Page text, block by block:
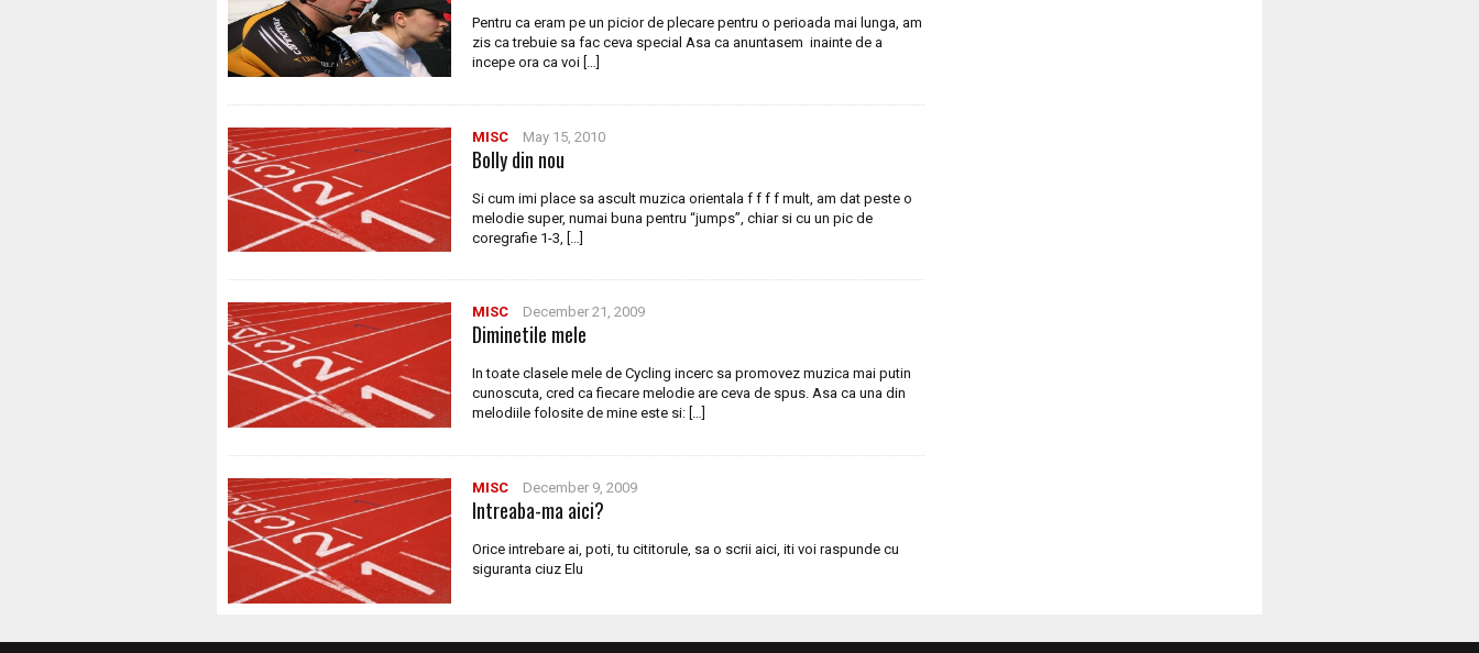
Pentru ca eram pe un picior de plecare pentru o perioada mai lunga, am
zis ca trebuie sa fac ceva special Asa ca anuntasem inainte de a
incepe ora ca voi […]
MISC May 15, 2010
Bolly din nou
Si cum imi place sa ascult muzica orientala f f f f mult, am dat peste o
melodie super, numai buna pentru “jumps”, chiar si cu un pic de
coregrafie 1-3, […]
MISC December 21, 2009
Diminetile mele
In toate clasele mele de Cycling incerc sa promovez muzica mai putin
cunoscuta, cred ca fiecare melodie are ceva de spus. Asa ca una din
melodiile folosite de mine este si: […]
MISC December 9, 2009
Intreaba-ma aici?
Orice intrebare ai, poti, tu cititorule, sa o scrii aici, iti voi raspunde cu
siguranta ciuz Elu